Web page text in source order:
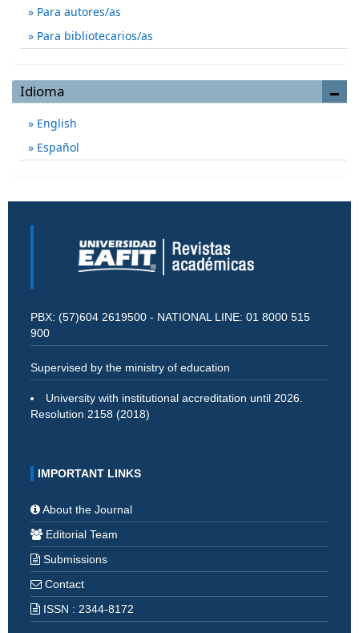
Para autores/as
Para bibliotecarios/as
Idioma
English
Español
PBX: (57)604 2619500 - NATIONAL LINE: 01 8000 515
900
Supervised by the ministry of education
University with institutional accreditation until 2026.
Resolution 2158 (2018)
IMPORTANT LINKS
About the Journal
Editorial Team
Submissions
Contact
ISSN : 2344-8172